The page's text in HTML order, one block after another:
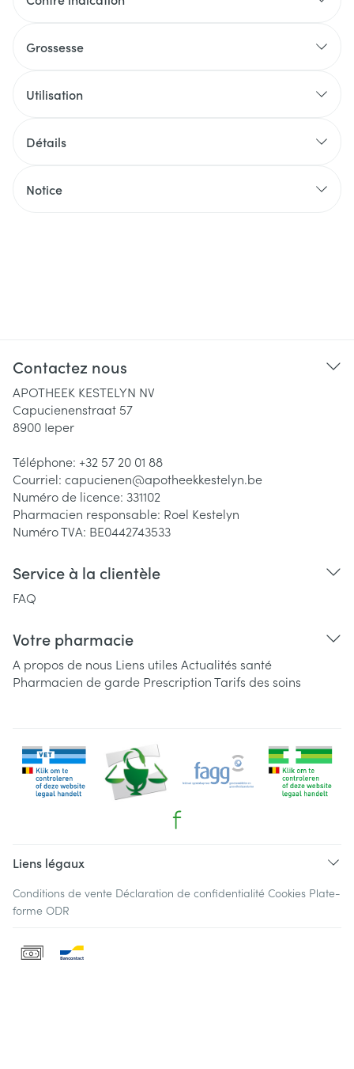
Grossesse
Utilisation
Détails
Notice
Contactez nous
APOTHEEK KESTELYN NV
Capucienenstraat 57
8900 Ieper
Téléphone: +32 57 20 01 88
Courriel: capucienen@apotheekkestelyn.be
Numéro de licence: 331102
Pharmacien responsable: Roel Kestelyn
Numéro TVA: BE0442743533
Service à la clientèle
FAQ
Votre pharmacie
A propos de nous Liens utiles Actualités santé
Pharmacien de garde PrescriptionTarifs des soins
Liens légaux
Conditions de vente Déclaration de confidentialité Cookies Plate-
forme ODR